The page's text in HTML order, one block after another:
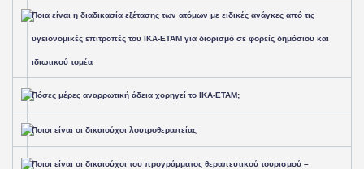
Ποια είναι η διαδικασία εξέτασης των ατόμων με ειδικές ανάγκες από τις
υγειονομικές επιτροπές του ΙΚΑ-ΕΤΑΜ για διορισμό σε φορείς δημόσιου και
ιδιωτικού τομέα
Πόσες μέρες αναρρωτική άδεια χορηγεί το ΙΚΑ-ΕΤΑΜ;
Ποιοι είναι οι δικαιούχοι λουτροθεραπείας
Ποιοι είναι οι δικαιούχοι του προγράμματος θεραπευτικού τουρισμού –